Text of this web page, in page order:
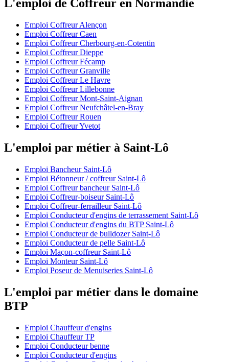
L'emploi de Coffreur en Normandie
Emploi Coffreur Alençon
Emploi Coffreur Caen
Emploi Coffreur Cherbourg-en-Cotentin
Emploi Coffreur Dieppe
Emploi Coffreur Fécamp
Emploi Coffreur Granville
Emploi Coffreur Le Havre
Emploi Coffreur Lillebonne
Emploi Coffreur Mont-Saint-Aignan
Emploi Coffreur Neufchâtel-en-Bray
Emploi Coffreur Rouen
Emploi Coffreur Yvetot
L'emploi par métier à Saint-Lô
Emploi Bancheur Saint-Lô
Emploi Bétonneur / coffreur Saint-Lô
Emploi Coffreur bancheur Saint-Lô
Emploi Coffreur-boiseur Saint-Lô
Emploi Coffreur-ferrailleur Saint-Lô
Emploi Conducteur d'engins de terrassement Saint-Lô
Emploi Conducteur d'engins du BTP Saint-Lô
Emploi Conducteur de bulldozer Saint-Lô
Emploi Conducteur de pelle Saint-Lô
Emploi Maçon-coffreur Saint-Lô
Emploi Monteur Saint-Lô
Emploi Poseur de Menuiseries Saint-Lô
L'emploi par métier dans le domaine
BTP
Emploi Chauffeur d'engins
Emploi Chauffeur TP
Emploi Conducteur benne
Emploi Conducteur d'engins